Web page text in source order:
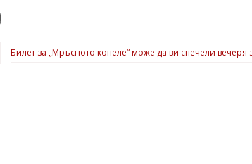
Билет за „Мръсното копеле“ може да ви спечели вечеря